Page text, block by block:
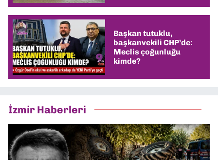
Başkan tutuklu,
başkanvekili CHP’de:
Meclis çoğunluğu
kimde?
İzmir Haberleri